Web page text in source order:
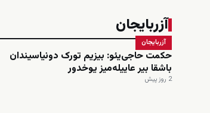
آزربایجان
آزربایجان
حکمت حاجی‌یئو: بیزیم تورک دونیاسیندان
باشقا بیر عاییله‌میز یوخدور
2 روز پیش